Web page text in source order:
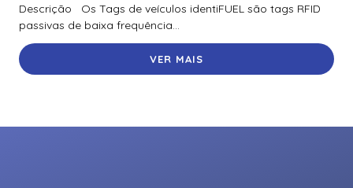
Descrição Os Tags de veículos identiFUEL são tags RFID
passivas de baixa frequência...
VER MAIS